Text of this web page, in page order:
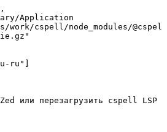
work/cspell/node_modules/@cspel
или перезагрузить cspell LSP